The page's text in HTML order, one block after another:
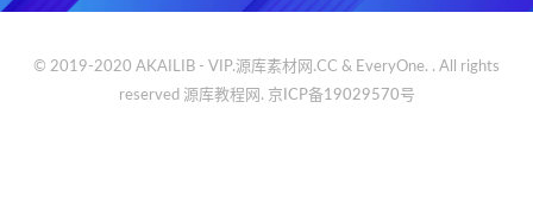
© 2019-2020 AKAILIB - VIP.源库素材网.CC & EveryOne. . All rights
reserved 源库教程网. 京ICP备19029570号